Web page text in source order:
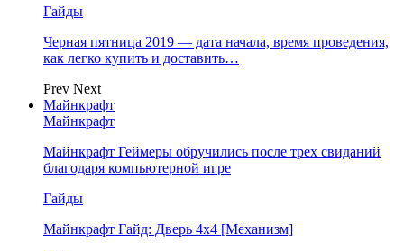
Гайды
Черная пятница 2019 — дата начала, время проведения,
как легко купить и доставить…
Prev Next
Майнкрафт
Майнкрафт
Майнкрафт Геймеры обручились после трех свиданий
благодаря компьютерной игре
Гайды
Майнкрафт Гайд: Дверь 4х4 [Механизм]